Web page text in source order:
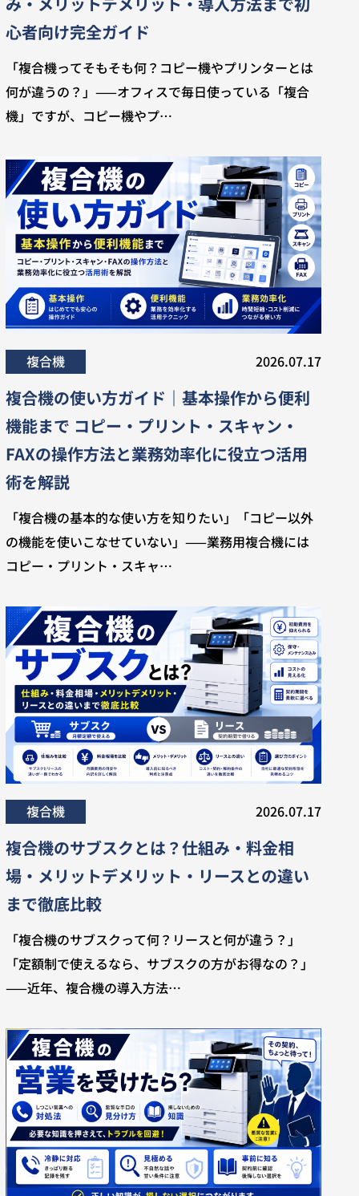
心者向け完全ガイド
「複合機ってそもそも何？コピー機やプリンターとは
何が違うの？」——オフィスで毎日使っている「複合
機」ですが、コピー機やプ…
複合機 2026.07.17
複合機の使い方ガイド｜基本操作から便利
機能まで コピー・プリント・スキャン・
FAXの操作方法と業務効率化に役立つ活用
術を解説
「複合機の基本的な使い方を知りたい」「コピー以外
の機能を使いこなせていない」——業務用複合機には
コピー・プリント・スキャ…
複合機 2026.07.17
複合機のサブスクとは？仕組み・料金相
場・メリットデメリット・リースとの違い
まで徹底比較
「複合機のサブスクって何？リースと何が違う？」
「定額制で使えるなら、サブスクの方がお得なの？」
——近年、複合機の導入方法…